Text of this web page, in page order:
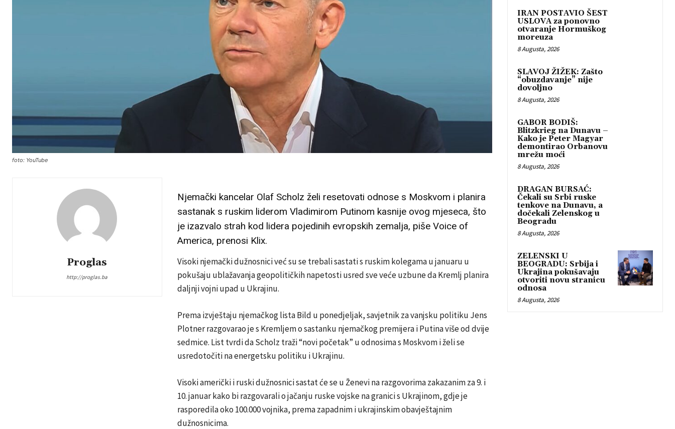
foto: YouTube
Proglas
http://proglas.ba
Njemački kancelar Olaf Scholz želi resetovati odnose s Moskvom i planira
sastanak s ruskim liderom Vladimirom Putinom kasnije ovog mjeseca, što
je izazvalo strah kod lidera pojedinih evropskih zemalja, piše Voice of
America, prenosi Klix.
Visoki njemački dužnosnici već su se trebali sastati s ruskim kolegama u januaru u
pokušaju ublažavanja geopolitičkih napetosti usred sve veće uzbune da Kremlj planira
daljnji vojni upad u Ukrajinu.
Prema izvještaju njemačkog lista Bild u ponedjeljak, savjetnik za vanjsku politiku Jens
Plotner razgovarao je s Kremljem o sastanku njemačkog premijera i Putina više od dvije
sedmice. List tvrdi da Scholz traži “novi početak” u odnosima s Moskvom i želi se
usredotočiti na energetsku politiku i Ukrajinu.
Visoki američki i ruski dužnosnici sastat će se u Ženevi na razgovorima zakazanim za 9. i
10. januar kako bi razgovarali o jačanju ruske vojske na granici s Ukrajinom, gdje je
rasporedila oko 100.000 vojnika, prema zapadnim i ukrajinskim obavještajnim
dužnosnicima.
IRAN POSTAVIO ŠEST
USLOVA za ponovno
otvaranje Hormuškog
moreuza
8 Augusta, 2026
SLAVOJ ŽIŽEK: Zašto
“obuzdavanje” nije
dovoljno
8 Augusta, 2026
GABOR BODIŠ:
Blitzkrieg na Dunavu –
Kako je Peter Magyar
demontirao Orbanovu
mrežu moći
8 Augusta, 2026
DRAGAN BURSAĆ:
Čekali su Srbi ruske
tenkove na Dunavu, a
dočekali Zelenskog u
Beogradu
8 Augusta, 2026
ZELENSKI U
BEOGRADU: Srbija i
Ukrajina pokušavaju
otvoriti novu stranicu
odnosa
8 Augusta, 2026